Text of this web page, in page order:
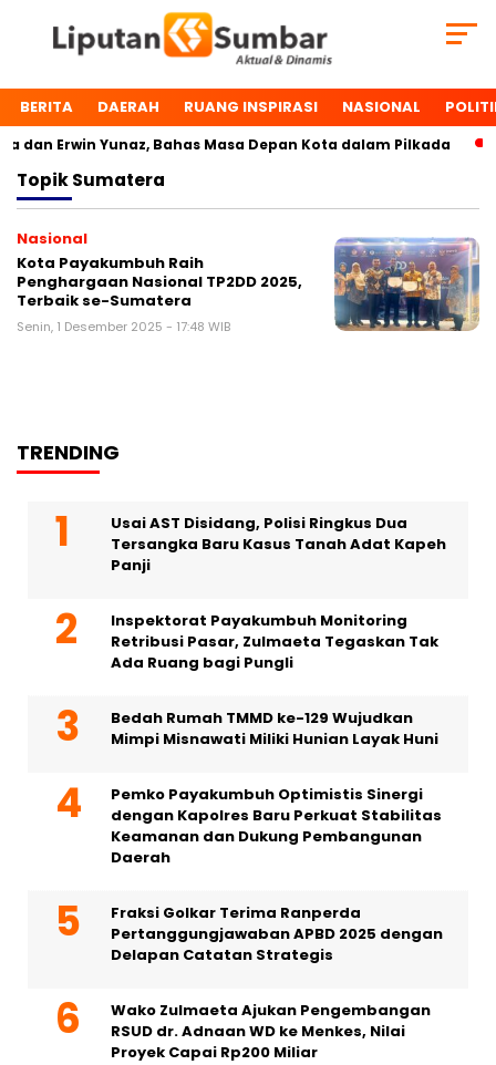
BERITA DAERAH RUANG INSPIRASI NASIONAL
Erwin Yunaz, Bahas Masa Depan Kota dalam Pilkada
TopikSumatera
Nasional
Kota Payakumbuh Raih
Penghargaan Nasional TP2DD 2025,
Terbaik se-Sumatera
Senin, 1 Desember 2025 - 17:48 WIB
TRENDING
Usai AST Disidang, Polisi Ringkus Dua
Tersangka Baru Kasus Tanah Adat Kapeh
Panji
Inspektorat Payakumbuh Monitoring
Retribusi Pasar, Zulmaeta Tegaskan Tak
Ada Ruang bagi Pungli
Bedah Rumah TMMD ke-129 Wujudkan
Mimpi Misnawati Miliki Hunian Layak Huni
Pemko Payakumbuh Optimistis Sinergi
dengan Kapolres Baru Perkuat Stabilitas
Keamanan dan Dukung Pembangunan
Daerah
Fraksi Golkar Terima Ranperda
Pertanggungjawaban APBD 2025 dengan
Delapan Catatan Strategis
Wako Zulmaeta Ajukan Pengembangan
RSUD dr. Adnaan WD ke Menkes, Nilai
Proyek Capai Rp200 Miliar